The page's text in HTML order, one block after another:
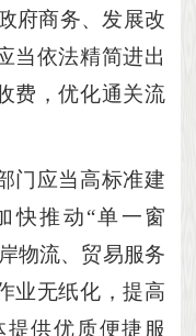
府商务、发展改
当依法精简进出
费，优化通关流
应当高标准建
快推动“单一窗
物流、贸易服务
业无纸化，提高
供优质便捷服